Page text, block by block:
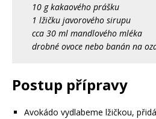
10 g kakaového prášku
1 lžičku javorového sirupu
cca 30 ml mandlového mléka
drobné ovoce nebo banán na
Postup přípravy
Avokádo vydlabeme lžičkou,